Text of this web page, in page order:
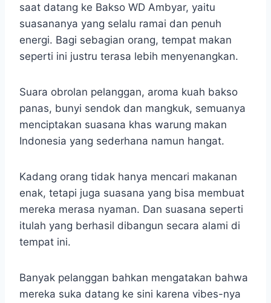
saat datang ke Bakso WD Ambyar, yaitu
suasananya yang selalu ramai dan penuh
energi. Bagi sebagian orang, tempat makan
seperti ini justru terasa lebih menyenangkan.
Suara obrolan pelanggan, aroma kuah bakso
panas, bunyi sendok dan mangkuk, semuanya
menciptakan suasana khas warung makan
Indonesia yang sederhana namun hangat.
Kadang orang tidak hanya mencari makanan
enak, tetapi juga suasana yang bisa membuat
mereka merasa nyaman. Dan suasana seperti
itulah yang berhasil dibangun secara alami di
tempat ini.
Banyak pelanggan bahkan mengatakan bahwa
mereka suka datang ke sini karena vibes-nya